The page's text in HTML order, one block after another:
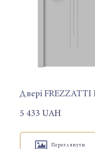
Двері FREZZATTI
5 433 UAH
Переглянути